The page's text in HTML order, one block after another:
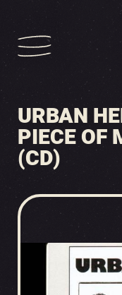
URBAN
PIECE OF
(CD)